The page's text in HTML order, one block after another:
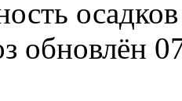
обновлён